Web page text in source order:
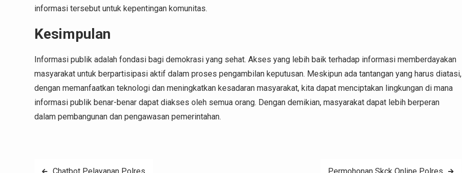
informasi tersebut untuk kepentingan komunitas.
Kesimpulan
Informasi publik adalah fondasi bagi demokrasi yang sehat. Akses yang lebih baik terhadap informasi memberdayakan
masyarakat untuk berpartisipasi aktif dalam proses pengambilan keputusan. Meskipun ada tantangan yang harus diatasi,
dengan memanfaatkan teknologi dan meningkatkan kesadaran masyarakat, kita dapat menciptakan lingkungan di mana
informasi publik benar-benar dapat diakses oleh semua orang. Dengan demikian, masyarakat dapat lebih berperan
dalam pembangunan dan pengawasan pemerintahan.
Post